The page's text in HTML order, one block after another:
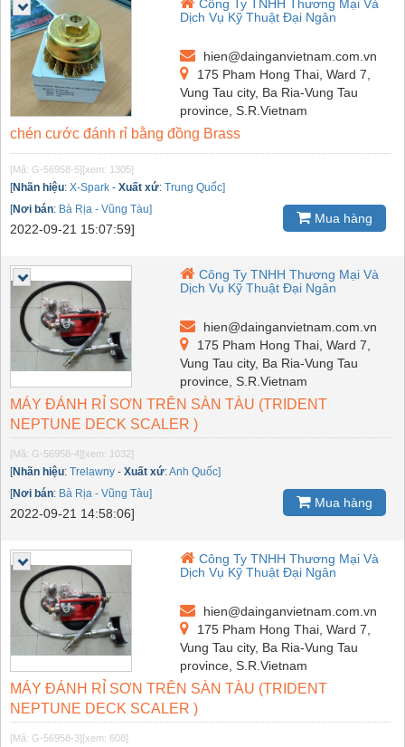
Công Ty TNHH Thương Mại Và
Dịch Vụ Kỹ Thuật Đại Ngân
hien@dainganvietnam.com.vn
175 Pham Hong Thai, Ward 7,
Vung Tau city, Ba Ria-Vung Tau
province, S.R.Vietnam
chén cước đánh rỉ bằng đồng Brass
[Mã: G-56958-5][xem: 1305]
[Nhãn hiệu: X-Spark - Xuất xứ: Trung Quốc]
[Nơi bán: Bà Rịa - Vũng Tàu]
2022-09-21 15:07:59]
Mua hàng
Công Ty TNHH Thương Mại Và
Dịch Vụ Kỹ Thuật Đại Ngân
hien@dainganvietnam.com.vn
175 Pham Hong Thai, Ward 7,
Vung Tau city, Ba Ria-Vung Tau
province, S.R.Vietnam
MÁY ĐÁNH RỈ SƠN TRÊN SÀN TÀU (TRIDENT
NEPTUNE DECK SCALER )
[Mã: G-56958-4][xem: 1032]
[Nhãn hiệu: Trelawny - Xuất xứ:Anh Quốc]
[Nơi bán: Bà Rịa - Vũng Tàu]
2022-09-21 14:58:06]
Mua hàng
Công Ty TNHH Thương Mại Và
Dịch Vụ Kỹ Thuật Đại Ngân
hien@dainganvietnam.com.vn
175 Pham Hong Thai, Ward 7,
Vung Tau city, Ba Ria-Vung Tau
province, S.R.Vietnam
MÁY ĐÁNH RỈ SƠN TRÊN SÀN TÀU (TRIDENT
NEPTUNE DECK SCALER )
[Mã: G-56958-3][xem: 608]